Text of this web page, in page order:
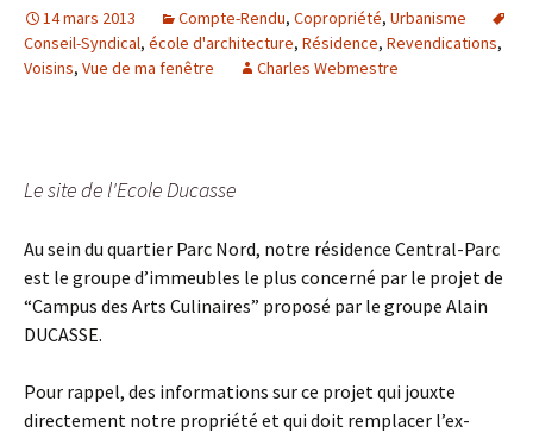
14 mars 2013 Compte-Rendu, Copropriété, Urbanisme
Conseil-Syndical, école d'architecture, Résidence, Revendications,
Voisins, Vue de ma fenêtre Charles Webmestre
Le site de l'Ecole Ducasse
Au sein du quartier Parc Nord, notre résidence Central-Parc
est le groupe d’immeubles le plus concerné par le projet de
“Campus des Arts Culinaires” proposé par le groupe Alain
DUCASSE.
Pour rappel, des informations sur ce projet qui jouxte
directement notre propriété et qui doit remplacer l’ex-